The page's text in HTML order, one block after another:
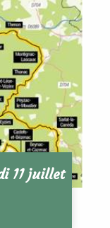
11 juillet